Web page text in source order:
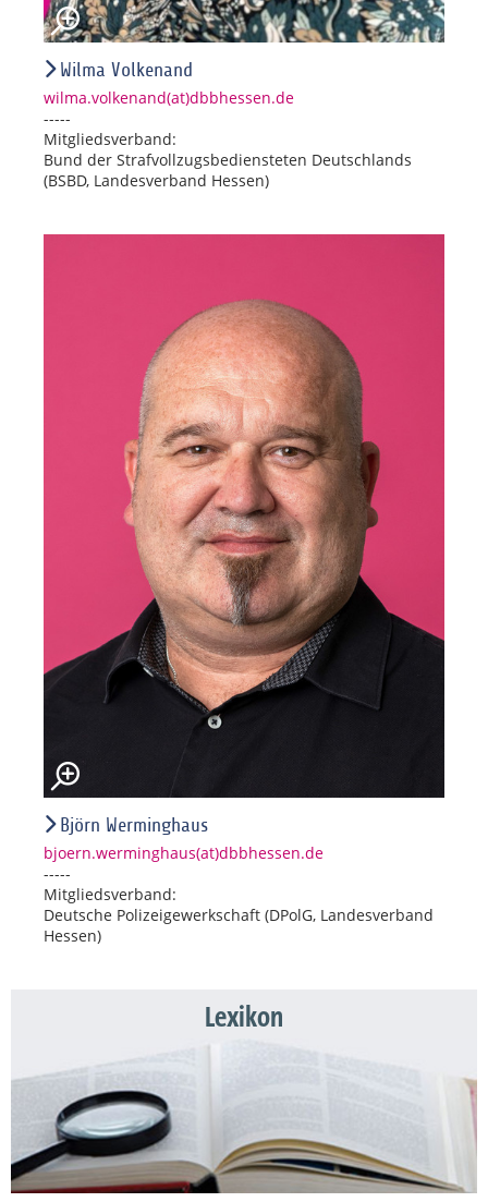
Wilma Volkenand
wilma.volkenand(at)dbbhessen.de
-----
Mitgliedsverband:
Bund der Strafvollzugsbediensteten Deutschlands
(BSBD, Landesverband Hessen)
Björn Werminghaus
bjoern.werminghaus(at)dbbhessen.de
-----
Mitgliedsverband:
Deutsche Polizeigewerkschaft (DPolG, Landesverband
Hessen)
Lexikon